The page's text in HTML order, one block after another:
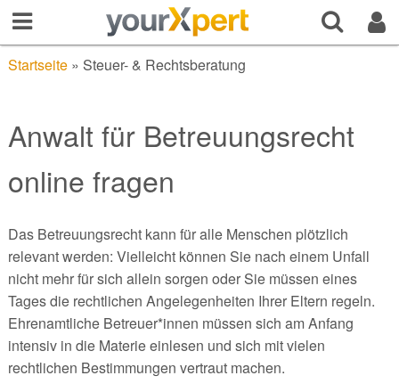
Startseite» Steuer- & Rechtsberatung
Anwalt für Betreuungsrecht
online fragen
Das Betreuungsrecht kann für alle Menschen plötzlich
relevant werden: Vielleicht können Sie nach einem Unfall
nicht mehr für sich allein sorgen oder Sie müssen eines
Tages die rechtlichen Angelegenheiten Ihrer Eltern regeln.
Ehrenamtliche Betreuer*innen müssen sich am Anfang
intensiv in die Materie einlesen und sich mit vielen
rechtlichen Bestimmungen vertraut machen.